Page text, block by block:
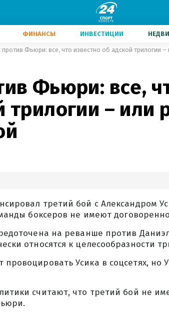
ФИНАНСЫ ИНВЕСТИЦИИ
против Фьюри: все, что известно об адской трилогии
Фьюри: все,
трилогии – или
третий бой с Александром
боксеров не имеют
на реванше против
относятся к целесообразности
Усика в соцсетях, но
считают, что третий бой не